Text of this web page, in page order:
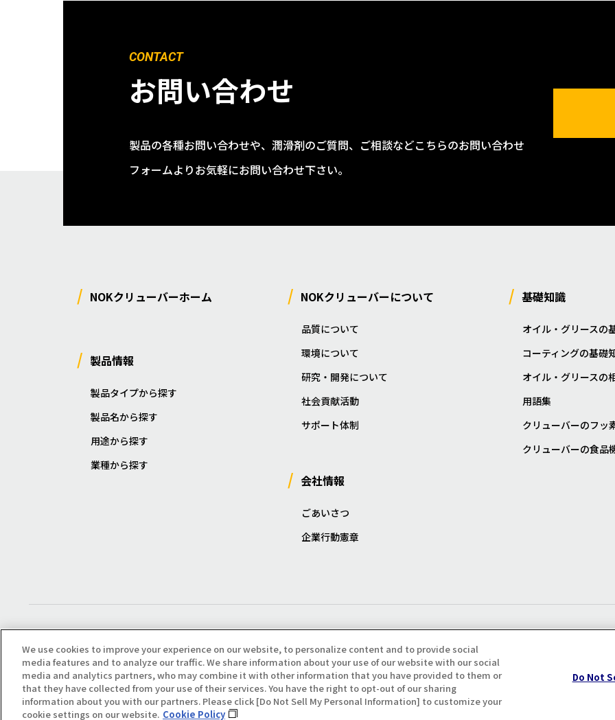
CONTACT
お問い合わせ
製品の各種お問い合わせや、潤滑剤のご質問、ご相談などこちらのお問い合わせ
フォームよりお気軽にお問い合わせ下さい。
NOKクリューバーホーム
製品情報
製品タイプから探す
製品名から探す
用途から探す
業種から探す
NOKクリューバーについて
品質について
環境について
研究・開発について
社会貢献活動
サポート体制
会社情報
ごあいさつ
企業行動憲章
基礎知識
オイル・グリースの
コーティングの基礎
オイル・グリースの
用語集
クリューバーのフッ
クリューバーの食品
プライバシー・クッキーポリシ
Copyright(C) All Right Reserved. Producted by NOK KLÜBER CO., LTD.
We use cookies to improve your experience on our website, to personalize content and to provide social
media features and to analyze our traffic. We share information about your use of our website with our social
media and analytics partners, who may combine it with other information that you have provided to them or
that they have collected from your use of their services. You have the right to opt-out of our sharing
information about you with our partners. Please click [Do Not Sell My Personal Information] to customize your
cookie settings on our website. Cookie Policy
Do Not